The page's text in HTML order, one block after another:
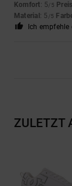
Komfort: 5/5
Material: 5 /5
Ich empfehle
ZULETZT